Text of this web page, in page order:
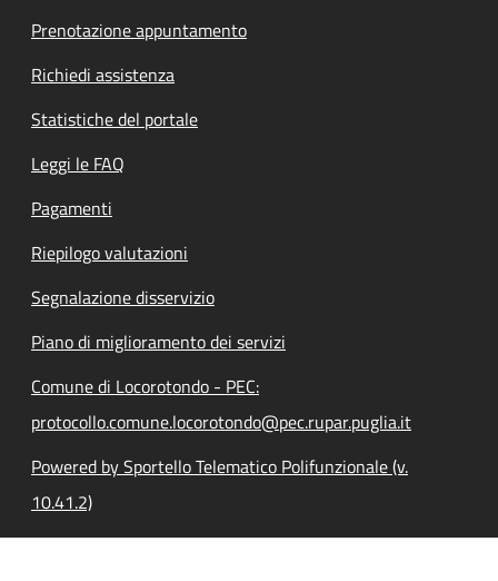
Prenotazione appuntamento
Richiedi assistenza
Statistiche del portale
Leggi le FAQ
Pagamenti
Riepilogo valutazioni
Segnalazione disservizio
Piano di miglioramento dei servizi
Comune di Locorotondo - PEC:
protocollo.comune.locorotondo@pec.rupar.puglia.it
Powered by Sportello Telematico Polifunzionale (v.
10.41.2)